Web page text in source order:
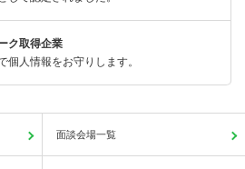
ク取得企業
個人情報をお守りします。
面談会場一覧